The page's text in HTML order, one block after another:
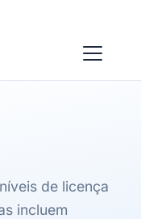
de licença
incluem